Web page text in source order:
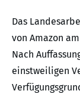
Das
von Amazon am
Nach
einstweiligen